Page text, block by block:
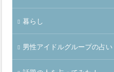
暮らし
男性アイドルグループの占い